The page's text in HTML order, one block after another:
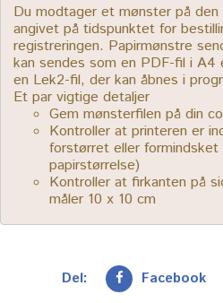
Du modtager et mønster på
angivet på tidspunktet for
registreringen. Papirmønstre
kan sendes som en PDF-fil i A4
en Lek2-fil, der kan åbnes i
Et par vigtige detaljer
Gem mønsterfilen på din
Kontroller at printeren er
forstørret eller
papirstørrelse)
Kontroller at firkanten på
måler 10 x 10 cm
Del: Facebook